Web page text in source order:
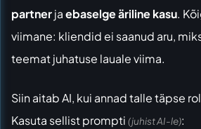
partnerjaebaselge äriline kasu.
viimane: kliendid ei saanud aru,
teemat juhatuse lauale viima.
Siin aitab AI, kui annad talle täpse
Kasuta sellist prompti (juhist AI-le):